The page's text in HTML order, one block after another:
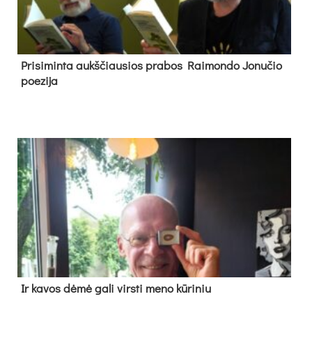
Pri­si­min­ta aukš­čiau­sios pra­bos Rai­mon­do Jo­nu­čio
poe­zi­ja
Ir ka­vos dė­mė ga­li virs­ti me­no kū­ri­niu